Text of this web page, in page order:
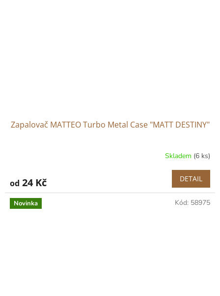
Zapalovač MATTEO Turbo Metal Case "MATT DESTINY"
Skladem (6 ks)
od 24 Kč DETAIL
Novinka Kód: 58975